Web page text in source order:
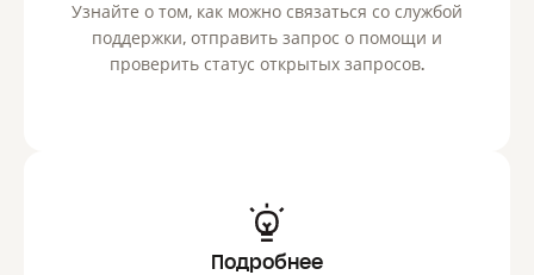
Узнайте о том, как можно связаться со службой
поддержки, отправить запрос о помощи и
проверить статус открытых запросов.
Подробнее